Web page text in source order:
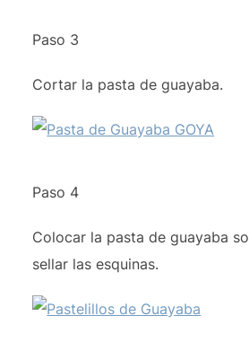
Paso 3
Cortar la pasta de guayaba.
Paso 4
Colocar la pasta de guayaba
sellar las esquinas.